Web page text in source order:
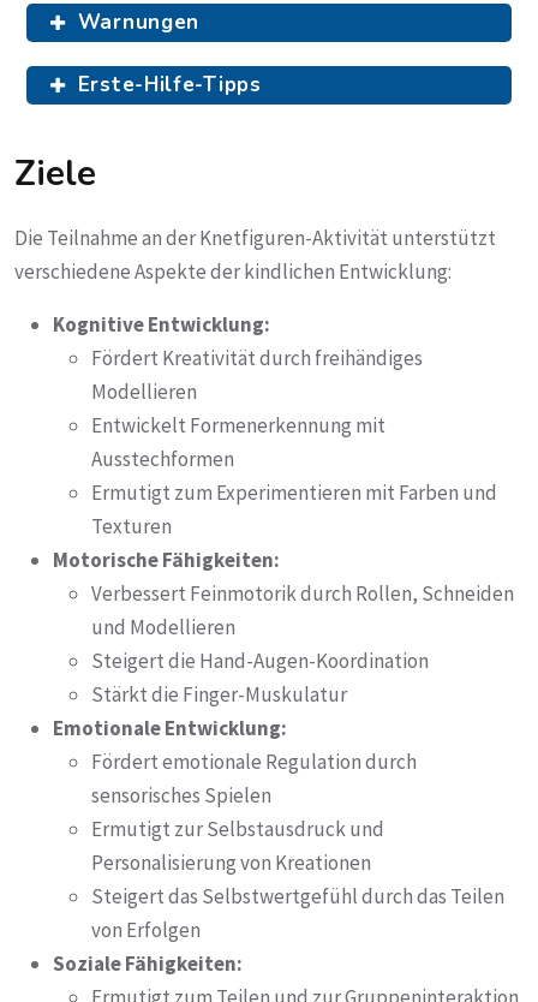
Warnungen
Erste-Hilfe-Tipps
Ziele
Die Teilnahme an der Knetfiguren-Aktivität unterstützt
verschiedene Aspekte der kindlichen Entwicklung:
Kognitive Entwicklung:
Fördert Kreativität durch freihändiges
Modellieren
Entwickelt Formenerkennung mit
Ausstechformen
Ermutigt zum Experimentieren mit Farben und
Texturen
Motorische Fähigkeiten:
Verbessert Feinmotorik durch Rollen, Schneiden
und Modellieren
Steigert die Hand-Augen-Koordination
Stärkt die Finger-Muskulatur
Emotionale Entwicklung:
Fördert emotionale Regulation durch
sensorisches Spielen
Ermutigt zur Selbstausdruck und
Personalisierung von Kreationen
Steigert das Selbstwertgefühl durch das Teilen
von Erfolgen
Soziale Fähigkeiten: